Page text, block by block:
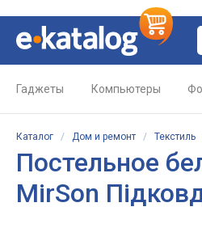
Гаджеты Компьютеры
Каталог / Дом и ремонт / Текстиль
Постельное
MirSon